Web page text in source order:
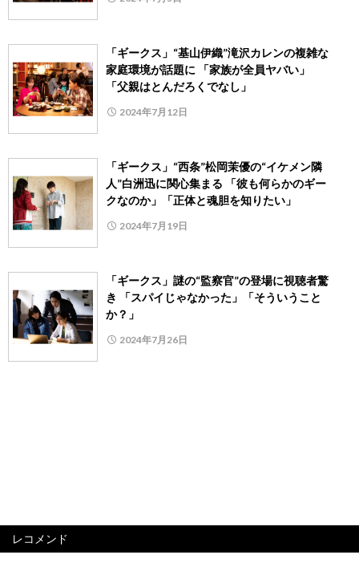
「ギークス」“基山伊織”滝沢カレンの複雑な
家庭環境が話題に 「家族が全員ヤバい」
「父親はとんだろくでなし」
2024年7月12日
「ギークス」“西条”松岡茉優の“イケメン隣
人”白洲迅に関心集まる 「彼も何らかのギー
クなのか」「正体と魂胆を知りたい」
2024年7月19日
「ギークス」謎の“監察官”の登場に視聴者驚
き 「スパイじゃなかった」「そういうこと
か？」
2024年7月26日
レコメンド